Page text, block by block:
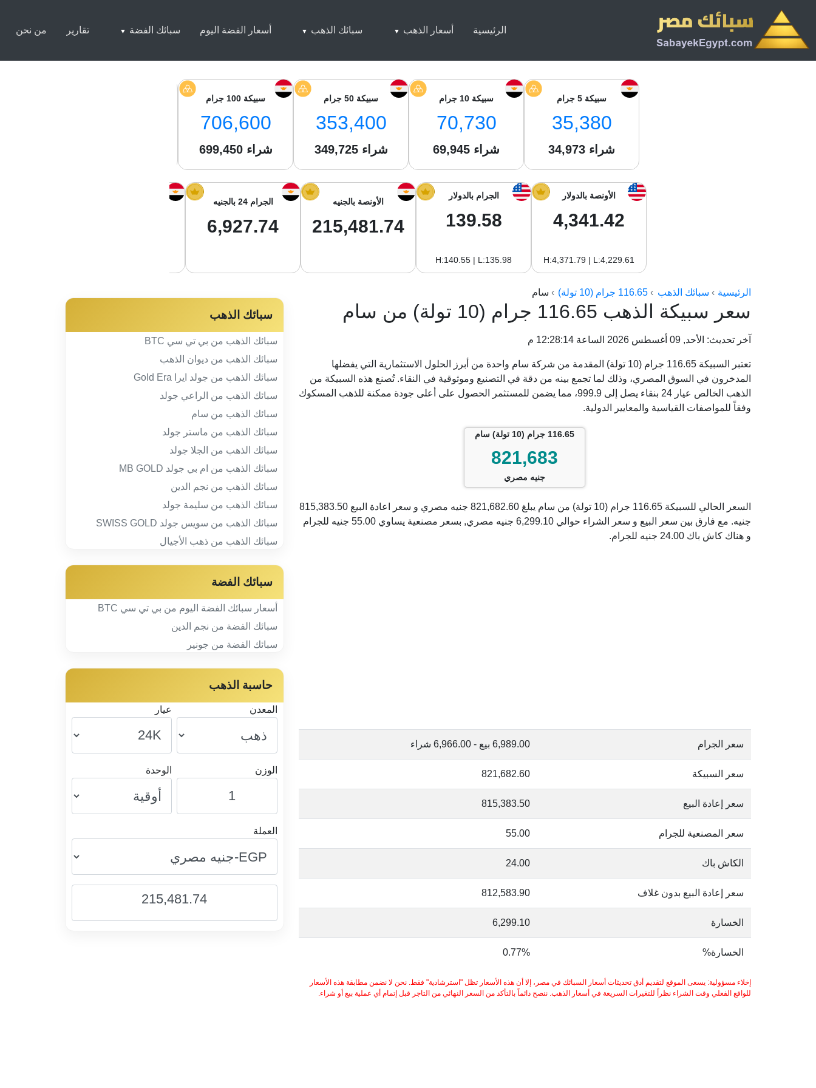
الرئيسية أسعار الذهب سبائك الذهب أسعار الفضة اليوم سبائك الفضة تقارير من نحن
سبيكة 5 جرام
35,380
34,973 شراء
سبيكة 10 جرام
70,730
69,945 شراء
سبيكة 50 جرام
353,400
349,725 شراء
سبيكة 100 جرام
706,600
699,450 شراء
الأونصة بالدولار
4,341.42
H:4,371.79 | L:4,229.61
الجرام بالدولار
139.58
H:140.55 | L:135.98
الأونصة بالجنيه
215,481.74
الجرام 24 بالجنيه
6,927.74
الرئيسية سبائك الذهب 116.65 جرام (10 تولة) سام
سعر سبيكة الذهب 116.65 جرام (10 تولة) من سام
آخر تحديث: الأحد, 09 أغسطس 2026 الساعة 12:28:14 م
تعتبر السبيكة 116.65 جرام (10 تولة) المقدمة من شركة سام واحدة من أبرز الحلول الاستثمارية التي يفضلها
المدخرون في السوق المصري، وذلك لما تجمع بينه من دقة في التصنيع وموثوقية في النقاء. تُصنع هذه السبيكة من
الذهب الخالص عيار 24 بنقاء يصل إلى 999.9، مما يضمن للمستثمر الحصول على أعلى جودة ممكنة للذهب المسكوك
وفقاً للمواصفات القياسية والمعايير الدولية.
116.65 جرام (10 تولة) سام
821,683
جنيه مصري
السعر الحالي للسبيكة 116.65 جرام (10 تولة) من سام يبلغ 821,682.60 جنيه مصري و سعر اعادة البيع 815,383.50
جنيه. مع فارق بين سعر البيع و سعر الشراء حوالي 6,299.10 جنيه مصري, بسعر مصنعية يساوي 55.00 جنيه للجرام
و هناك كاش باك 24.00 جنيه للجرام.
سعر الجرام 6,989.00 بيع - 6,966.00 شراء
سعر السبيكة 821,682.60
سعر إعادة البيع 815,383.50
سعر المصنعية للجرام 55.00
الكاش باك 24.00
سعر إعادة البيع بدون غلاف 812,583.90
الخسارة 6,299.10
الخسارة% 0.77%
إخلاء مسؤولية: يسعى الموقع لتقديم أدق تحديثات أسعار السبائك في مصر، إلا أن هذه الأسعار تظل "استرشادية" فقط. نحن لا نضمن مطابقة هذه الأسعار
للواقع الفعلي وقت الشراء نظراً للتغيرات السريعة في أسعار الذهب. ننصح دائماً بالتأكد من السعر النهائي من التاجر قبل إتمام أي عملية بيع أو شراء.
سبائك الذهب
سبائك الذهب من بي تي سي BTC
سبائك الذهب من ديوان الذهب
سبائك الذهب من جولد ايرا Gold Era
سبائك الذهب من الراعي جولد
سبائك الذهب من سام
سبائك الذهب من ماستر جولد
سبائك الذهب من الجلا جولد
سبائك الذهب من ام بي جولد MB GOLD
سبائك الذهب من نجم الدين
سبائك الذهب من سليمة جولد
سبائك الذهب من سويس جولد SWISS GOLD
سبائك الذهب من ذهب الأجيال
سبائك الفضة
أسعار سبائك الفضة اليوم من بي تي سي BTC
سبائك الفضة من نجم الدين
سبائك الفضة من جونير
حاسبة الذهب
المعدن عيار
الوزن الوحدة
العملة
215,481.74